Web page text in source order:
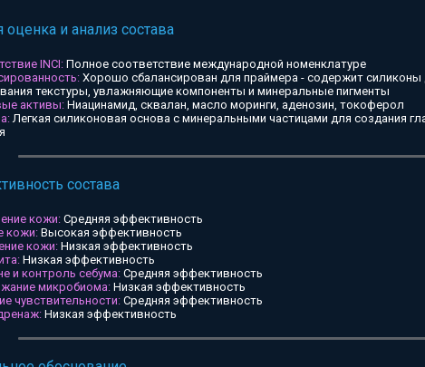
и анализ состава
INCI:Полное соответствие международной номенклатуре
Хорошо сбалансирован для праймера - содержит силиконы
текстуры, увлажняющие компоненты и минеральные пигменты
активы: Ниацинамид, сквалан, масло моринги, аденозин, токоферол
Легкая силиконовая основа с минеральными частицами для создания
состава
кожи: Средняя эффективность
кожи: Высокая эффективность
кожи: Низкая эффективность
Низкая эффективность
и контроль себума:Средняя эффективность
микробиома: Низкая эффективность
чувствительности:Средняя эффективность
Низкая эффективность